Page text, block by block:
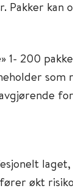
kan
1- 200
som
økt